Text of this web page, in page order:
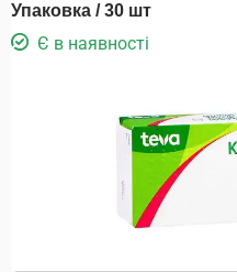
Упаковка / 30 шт
Є в наявності